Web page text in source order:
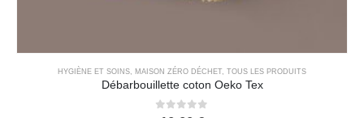
HYGIÈNE ET SOINS, MAISON ZÉRO DÉCHET, TOUS LES PRODUITS
Débarbouillette coton Oeko Tex